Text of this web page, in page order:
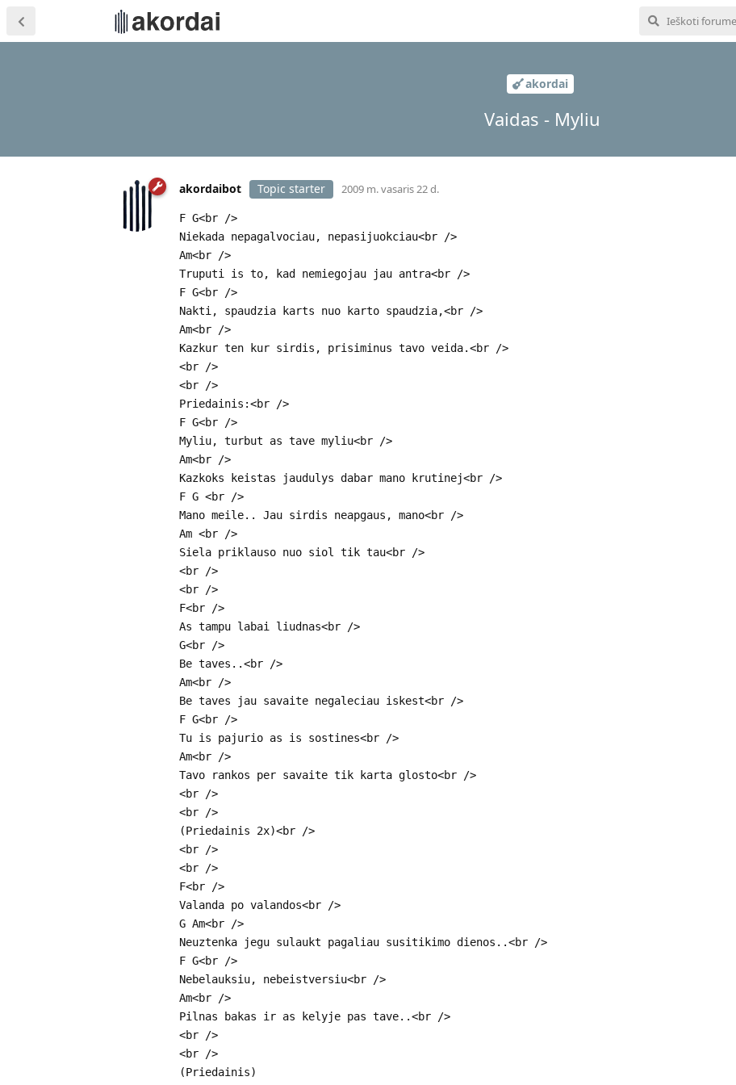
akordai
Vaidas - Myliu
akordaibot Topic starter 2009 m. vasaris 22 d.
F G<br />
Niekada nepagalvociau, nepasijuokciau<br />
Am<br />
Truputi is to, kad nemiegojau jau antra<br />
F G<br />
Nakti, spaudzia karts nuo karto spaudzia,<br />
Am<br />
Kazkur ten kur sirdis, prisiminus tavo veida.<br />
<br />
<br />
Priedainis:<br />
F G<br />
Myliu, turbut as tave myliu<br />
Am<br />
Kazkoks keistas jaudulys dabar mano krutinej<br />
F G <br />
Mano meile.. Jau sirdis neapgaus, mano<br />
Am <br />
Siela priklauso nuo siol tik tau<br />
<br />
<br />
F<br />
As tampu labai liudnas<br />
G<br />
Be taves..<br />
Am<br />
Be taves jau savaite negaleciau iskest<br />
F G<br />
Tu is pajurio as is sostines<br />
Am<br />
Tavo rankos per savaite tik karta glosto<br />
<br />
<br />
(Priedainis 2x)<br />
<br />
<br />
F<br />
Valanda po valandos<br />
G Am<br />
Neuztenka jegu sulaukt pagaliau susitikimo dienos..<br />
F G<br />
Nebelauksiu, nebeistversiu<br />
Am<br />
Pilnas bakas ir as kelyje pas tave..<br />
<br />
<br />
(Priedainis)